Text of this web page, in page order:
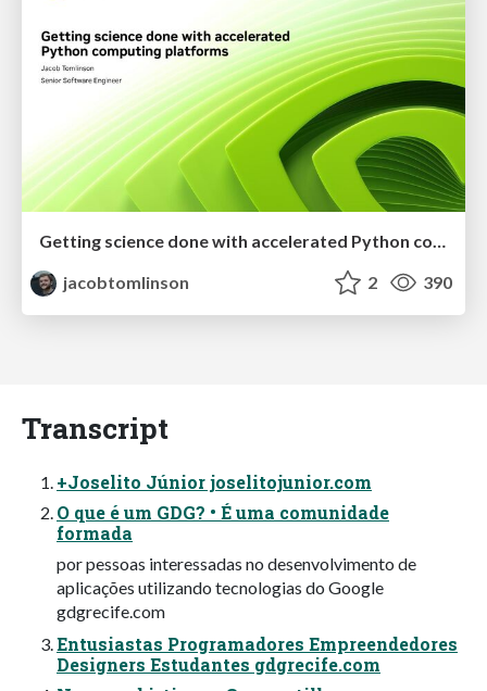
jacobtomlinson
2 390
Transcript
+Joselito Júnior joselitojunior.com
O que é um GDG? • É uma comunidade
formada
por pessoas interessadas no desenvolvimento de
aplicações utilizando tecnologias do Google
gdgrecife.com
Entusiastas Programadores Empreendedores
Designers Estudantes gdgrecife.com